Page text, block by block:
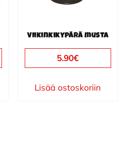
Viikinkikypärä musta
5.90€
Lisää ostoskoriin